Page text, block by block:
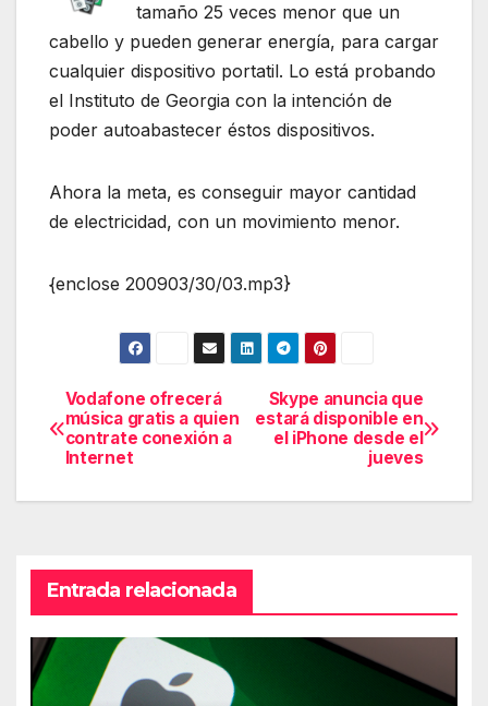
tamaño 25 veces menor que un
cabello y pueden generar energía, para cargar
cualquier dispositivo portatil. Lo está probando
el Instituto de Georgia con la intención de
poder autoabastecer éstos dispositivos.
Ahora la meta, es conseguir mayor cantidad
de electricidad, con un movimiento menor.
{enclose 200903/30/03.mp3}
Navegación
de
entradas
Skype anuncia que
estará disponible en
el iPhone desde el
jueves
Vodafone ofrecerá
música gratis a quien
contrate conexión a
Internet
Entrada relacionada